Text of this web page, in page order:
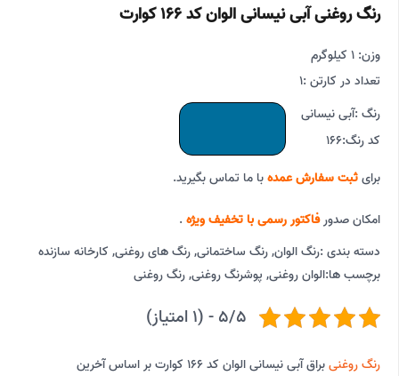
رنگ روغنی آبی نیسانی الوان کد 166 کوارت
وزن: 1 کیلوگرم
تعداد در کارتن :1
رنگ :آبی نیسانی
کد رنگ:166
برایثبت سفارش عمدهبا ما تماس بگیرید.
امکان صدورفاکتور رسمی با تخفیف ویژه .
دسته بندی :رنگ الوان,رنگ ساختمانی,رنگ های روغنی, کارخانه سازنده
برچسب ها:الوان روغنی, پوشرنگ روغنی,رنگ روغنی
5/5 - (1 امتیاز)
رنگ روغنی
براق آبی نیسانی الوان کد 166 کوارت بر اساس آخرین